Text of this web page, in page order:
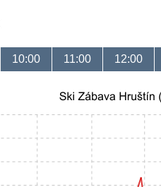
10:00 11:00 12:00